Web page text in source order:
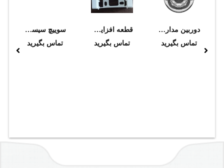
دوربین مداربسته هایک ویژن مدل DS-2CD1143G2-LIU (2.8mm)
تماس بگیرید
قطعه افزايشي دانوب
تماس بگیرید
سوييچ سيسکو مدل WS-C2960-48PST-L
تماس بگیرید